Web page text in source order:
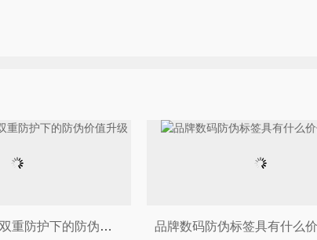
双层防伪标签：双重防护下的防伪价值升级